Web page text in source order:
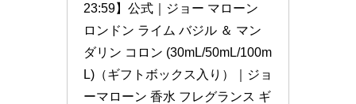
23:59】公式｜ジョー マローン
ロンドン ライム バジル ＆ マン
ダリン コロン (30mL/50mL/100m
L)（ギフトボックス入り）｜ジョ
ーマローン 香水 フレグランス ギ